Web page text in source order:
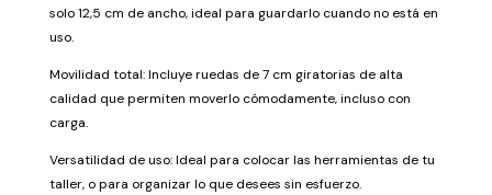
solo 12,5 cm de ancho, ideal para guardarlo cuando no está en
uso.
Movilidad total: Incluye ruedas de 7 cm giratorias de alta
calidad que permiten moverlo cómodamente, incluso con
carga.
Versatilidad de uso: Ideal para colocar las herramientas de tu
taller, o para organizar lo que desees sin esfuerzo.